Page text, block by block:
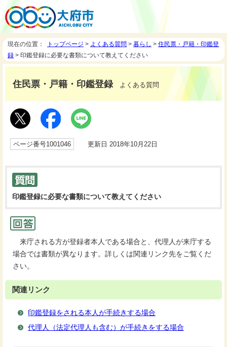
現在の位置： トップページ > よくある質問 > 暮らし > 住民票・戸籍・印鑑登
録 > 印鑑登録に必要な書類について教えてください
住民票・戸籍・印鑑登録よくある質問
ページ番号1001046 更新日 2018年10月22日
印鑑登録に必要な書類について教えてください
来庁される方が登録者本人である場合と、代理人が来庁する
場合では書類が異なります。詳しくは関連リンク先をご覧くだ
さい。
関連リンク
印鑑登録をされる本人が手続きする場合
代理人（法定代理人も含む）が手続きをする場合